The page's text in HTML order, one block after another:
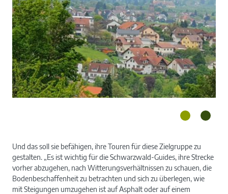
Der schöne Blick über Neusatz.
Und das soll sie befähigen, ihre Touren für diese Zielgruppe zu
gestalten. „Es ist wichtig für die Schwarzwald-Guides, ihre Strecke
vorher abzugehen, nach Witterungsverhältnissen zu schauen, die
Bodenbeschaffenheit zu betrachten und sich zu überlegen, wie
mit Steigungen umzugehen ist auf Asphalt oder auf einem